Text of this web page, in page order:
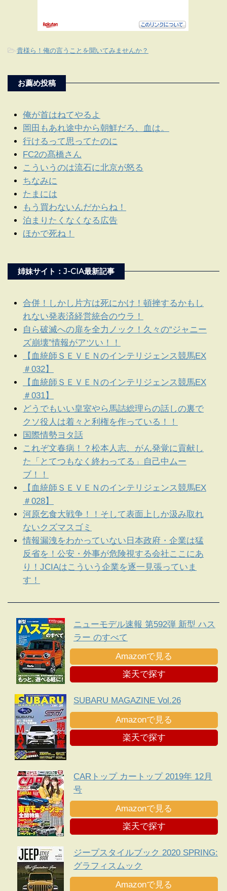
-貴様ら！俺の言うことを聞いてみませんか？
お薦め投稿
俺が首はねてやるよ
岡田もあれ途中から朝鮮だろ、血は。
行けるって思ってたのに
FC2の髙橋さん
こういうのは流石に北京が怒る
ちなみに
たまには
もう買わないんだからね！
泊まりたくなくなる広告
ほかで死ね！
姉妹サイト：J-CIA最新記事
合併！しかし片方は死にかけ！頓挫するかもし
れない発表済経営統合のウラ！
自ら破滅への扉を全力ノック！久々の“ジャニー
ズ崩壊”情報がアツい！！
【血統師ＳＥＶＥＮのインテリジェンス競馬EX
＃032】
【血統師ＳＥＶＥＮのインテリジェンス競馬EX
＃031】
どうでもいい皇室やら馬詰総理らの話しの裏で
クソ役人は着々と利権を作っている！！
国際情勢ヨタ話
これぞ文春病！？松本人志、がん発覚に貢献し
た「とてつもなく終わってる」自己中ムー
ブ！！
【血統師ＳＥＶＥＮのインテリジェンス競馬EX
＃028】
河原乞食大戦争！！そして表面上しか汲み取れ
ないクズマスゴミ
情報漏洩をわかっていない日本政府・企業は猛
反省を！公安・外事が危険視する会社ここにあ
り！JCIAはこういう企業を逐一見張っていま
す！
ニューモデル速報 第592弾 新型 ハス
ラー のすべて
Amazonで見る
楽天で探す
SUBARU MAGAZINE Vol.26
Amazonで見る
楽天で探す
CARトップ カートップ 2019年 12月
号
Amazonで見る
楽天で探す
ジープスタイルブック 2020 SPRING:
グラフィスムック
Amazonで見る